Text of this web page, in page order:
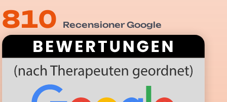
810 Recensioner Google